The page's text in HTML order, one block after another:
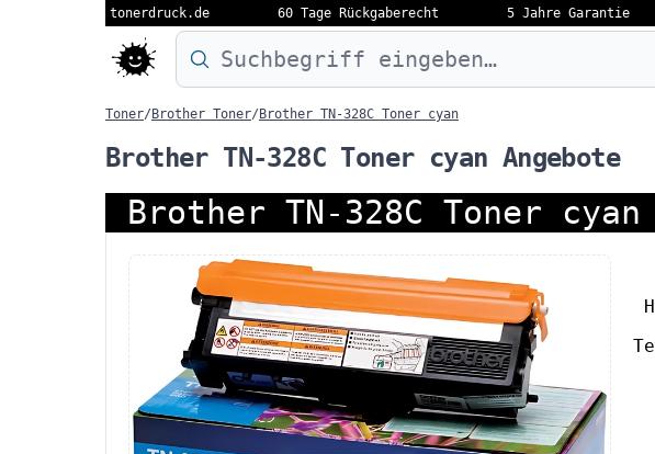
tonerdruck.de 60 Tage Rückgaberecht 5 Jahre Garantie
Druckermodell oder Produktnamen eingeben…
Toner/ Brother Toner/ Brother TN-328C Toner cyan
Brother TN-328C Toner cyan Angebote
Brother TN-328C Toner cyan